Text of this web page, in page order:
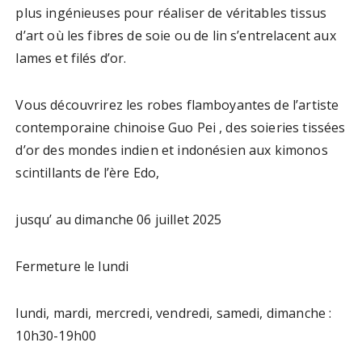
plus ingénieuses pour réaliser de véritables tissus
d’art où les fibres de soie ou de lin s’entrelacent aux
lames et filés d’or.
Vous découvrirez les robes flamboyantes de l’artiste
contemporaine chinoise Guo Pei , des soieries tissées
d’or des mondes indien et indonésien aux kimonos
scintillants de l’ère Edo,
jusqu’ au dimanche 06 juillet 2025
Fermeture le lundi
lundi, mardi, mercredi, vendredi, samedi, dimanche :
10h30-19h00